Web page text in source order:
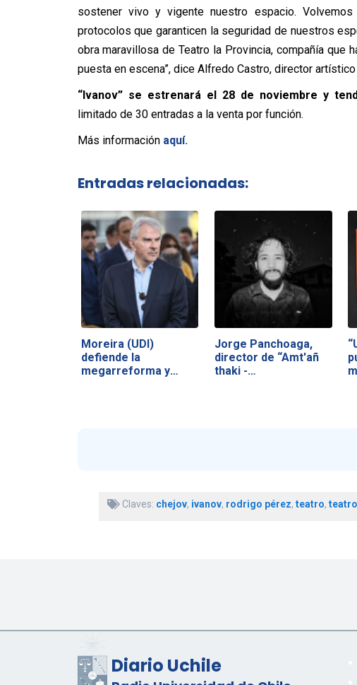
sostener vivo y vigente nuestro espacio.
protocolos que garanticen la seguridad de nuestros
obra maravillosa de Teatro la Provincia, compañía que
puesta en escena”, dice Alfredo Castro, director
“Ivanov” se estrenará el 28 de noviembre y
limitado de 30 entradas a la venta por función.
Más información aquí.
Entradas relacionadas:
Moreira (UDI)
defiende la
megarreforma y
Jorge Panchoaga,
director de “Amt'añ
thaki -…
Claves: chejov, ivanov, rodrigo pérez, teatro,
Diario Uchile